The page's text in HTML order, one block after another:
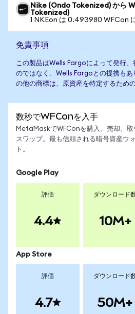
Nike (Ondo Tokenized) から
Tokenized)
1 NKEon は 0.493980 WFCon
免責事項
この製品はWells Fargoによって発行、
のではなく、Wells Fargoとの提携もあ
の他の商標は、原資産を特定するため
数秒でWFConを入手
MetaMaskでWFConを購入、売却、取
スワップ。最も信頼される暗号資産ウ
ト。
Google Play
評価
4.4
ダウンロード
10M+
App Store
評価
4.7
ダウンロード
50M+